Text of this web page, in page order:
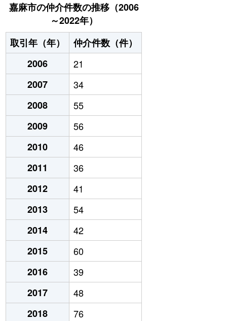
嘉麻市の仲介件数の推移（2006
～2022年）
取引年（年）
仲介件数（件）
2006
21
2007
34
2008
55
2009
56
2010
46
2011
36
2012
41
2013
54
2014
42
2015
60
2016
39
2017
48
2018
76